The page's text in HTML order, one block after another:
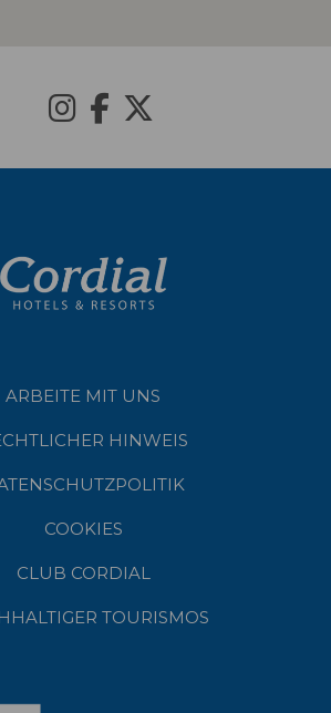
ARBEITE MIT UNS
HINWEIS
COOKIES
CLUB CORDIAL
TOURISMOS